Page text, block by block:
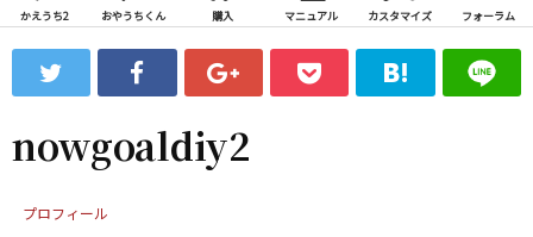
ス
ッ
わ
フ
ォ
ム
かえうち2 おやうちくん 購入 マニュアル カスタマイズ フォーラム
nowgoaldiy2
プロフィール